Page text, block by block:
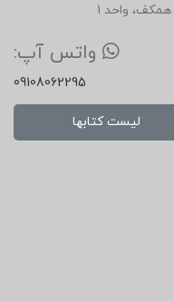
واحد 1
واتس آپ:
09108062295
لیست کتابها